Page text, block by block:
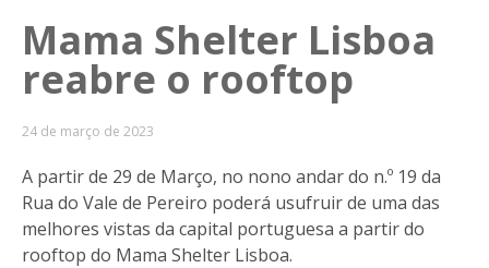
Mama Shelter Lisboa
reabre o rooftop
24 de março de 2023
A partir de 29 de Março, no nono andar do n.º 19 da
Rua do Vale de Pereiro poderá usufruir de uma das
melhores vistas da capital portuguesa a partir do
rooftop do Mama Shelter Lisboa.